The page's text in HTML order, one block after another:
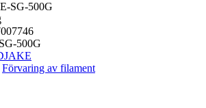
SG-500G
SG-500G
Förvaring av filament